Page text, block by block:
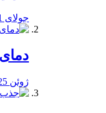
جولای 1, 2020
ژوئن 25, 2020